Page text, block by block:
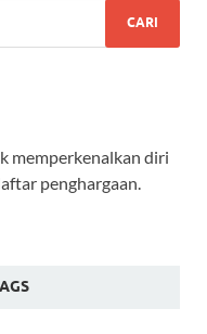
memperkenalkan diri
penghargaan.